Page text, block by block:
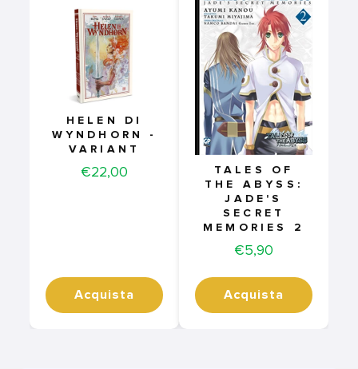
HELEN DI
WYNDHORN -
VARIANT
Price
€22,00
Acquista
TALES OF
THE ABYSS:
JADE'S
SECRET
MEMORIES 2
Price
€5,90
Acquista